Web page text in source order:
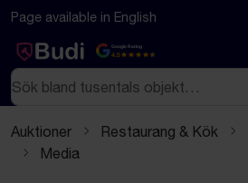
Hoppa till innehåll
Page available in English
Google Rating
4.5
Sök
Auktioner Restaurang & Kök
Media